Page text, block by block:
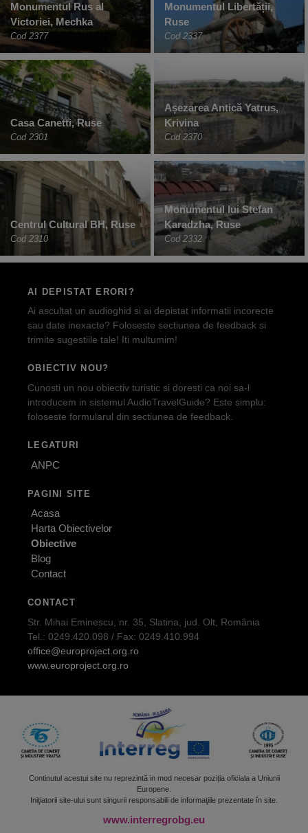
Monumentul Rus al
Victoriei, Mechka
Cod 2377
Monumentul Libertății,
Ruse
Cod 2337
Casa Canetti, Ruse
Cod 2301
Așezarea Antică Yatrus,
Krivina
Cod 2370
Centrul Cultural BH, Ruse
Cod 2310
Monumentul lui Stefan
Karadzha, Ruse
Cod 2332
AI DEPISTAT ERORI?
Ai ascultat un audioghid si ai depistat informatii incorecte
sau date inexacte? Foloseste sectiunea de feedback si
trimite sugestiile tale! Iti multumim!
OBIECTIV NOU?
Cunosti un nou obiectiv turistic si doresti ca noi sa-l
introducem in sistemul AudioTravelGuide? Este simplu:
foloseste formularul din sectiunea de feedback.
LEGATURI
ANPC
PAGINI SITE
Acasa
Harta Obiectivelor
Obiective
Blog
Contact
CONTACT
Str. Mihai Eminescu, nr. 35, Slatina, jud. Olt, România
Tel.: 0249.420.098 / Fax: 0249.410.994
office@europroject.org.ro
www.europroject.org.ro
Continutul acestui site nu reprezintă in mod necesar poziția oficiala a Uniunii
Europene.
Iniţiatorii site-ului sunt singurii responsabili de informaţiile prezentate în site.
www.interregrobg.eu